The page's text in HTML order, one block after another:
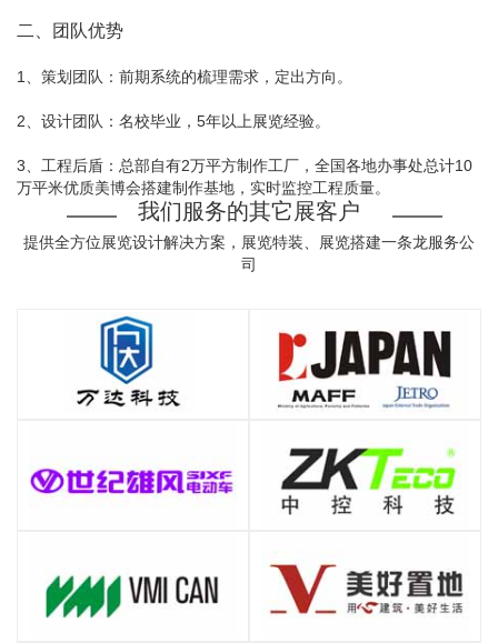
二、团队优势
1、策划团队：前期系统的梳理需求，定出方向。
2、设计团队：名校毕业，5年以上展览经验。
3、工程后盾：总部自有2万平方制作工厂，全国各地办事处总计10
万平米优质美博会搭建制作基地，实时监控工程质量。
我们服务的其它展客户
提供全方位展览设计解决方案，展览特装、展览搭建一条龙服务公
司